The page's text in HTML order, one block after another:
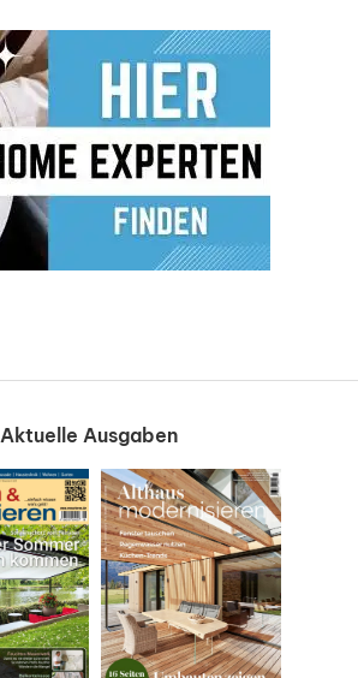
Aktuelle Ausgaben